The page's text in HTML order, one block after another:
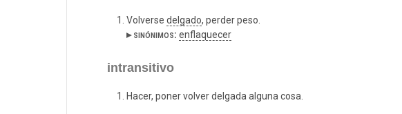
Volverse delgado, perder peso.
▸ sinónimos: enflaquecer
intransitivo
Hacer, poner volver delgada alguna cosa.